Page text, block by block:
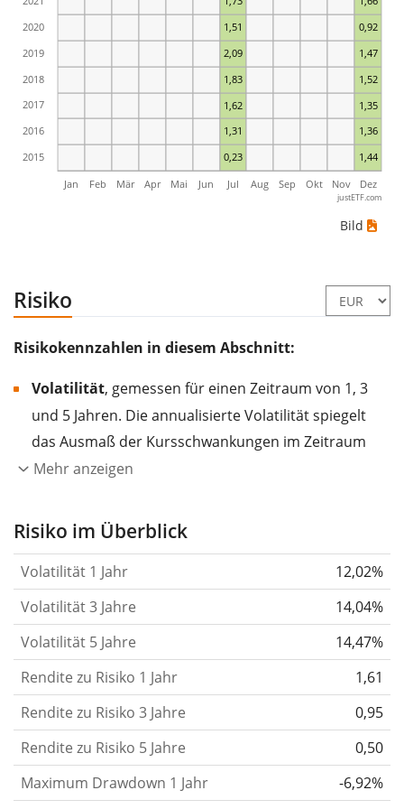
0,23 1,44
1,31 1,36
1,62 1,35
1,83 1,52
2,09 1,47
1,51 0,92
Jan Feb Mär Apr Mai Jun Jul Aug Sep Okt Nov Dez
2015
2016
2017
2018
2019
2020
justETF.com
Bild
Risiko
Risikokennzahlen in diesem Abschnitt:
Volatilität, gemessen für einen Zeitraum von 1, 3
und 5 Jahren. Die annualisierte Volatilität spiegelt
das Ausmaß der Kursschwankungen im Zeitraum
eines Jahres wider.
Aktie, des ETF, usw.) in der Vergangenheit
gelten im Allgemeinen als risikoreicher. Wir
berechnen die Volatilität auf Basis der Daten der
letzten 1, 3 und 5 Jahre, damit du sehen kannst, ob
die Kursschwankungen im Laufe der Zeit stärker
oder schwächer wurden. Weitere Informationen
findest du in unserem Artikel:
Risikomaß.
Rendite pro Risikofür Zeiträume von 1, 3 und 5
Jahren. Diese Kennzahl ist definiert als die
Mehr anzeigen
Risiko im Überblick
Volatilität 1 Jahr
12,02%
Volatilität 3 Jahre
14,04%
Volatilität 5 Jahre
14,47%
Rendite zu Risiko 1 Jahr
1,61
Rendite zu Risiko 3 Jahre
0,95
Rendite zu Risiko 5 Jahre
0,50
Maximum Drawdown 1 Jahr
-6,92%